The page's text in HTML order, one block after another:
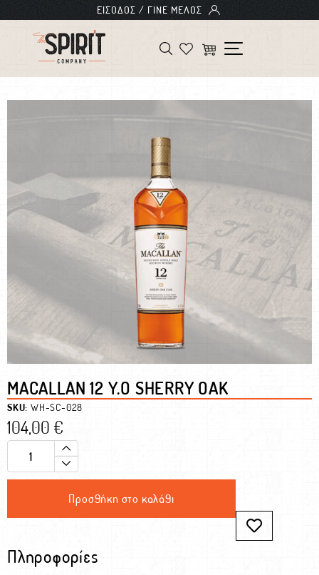
MACALLAN 12 Y.O SHERRY OAK
SKU: WH-SC-028
104,00€
Προσθήκη στο καλάθι
Πληροφορίες